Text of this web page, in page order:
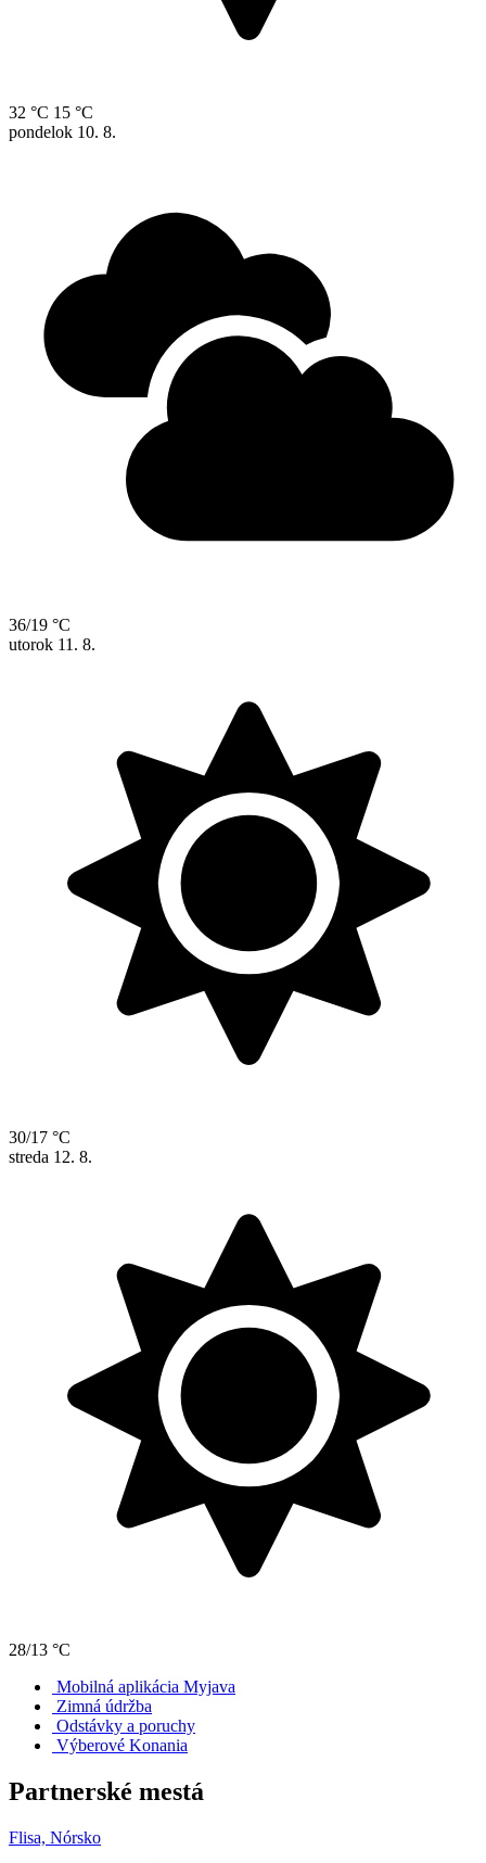
32 °C 15 °C
pondelok 10. 8.
36/19 °C
utorok 11. 8.
30/17 °C
streda 12. 8.
28/13 °C
Mobilná aplikácia Myjava
Zimná údržba
Odstávky a poruchy
Výberové Konania
Partnerské mestá
Flisa, Nórsko